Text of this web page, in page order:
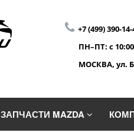
+7 (499) 390-
ПН–ПТ: с
МОСКВА, ул.
ЗАПЧАСТИ MAZDA